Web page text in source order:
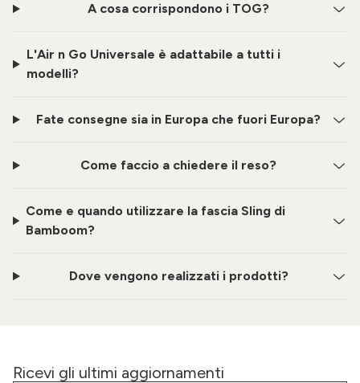
A cosa corrispondono i TOG?
L'Air n Go Universale è adattabile a tutti i
modelli?
Fate consegne sia in Europa che fuori Europa?
Come faccio a chiedere il reso?
Come e quando utilizzare la fascia Sling di
Bamboom?
Dove vengono realizzati i prodotti?
Ricevi gli ultimi aggiornamenti